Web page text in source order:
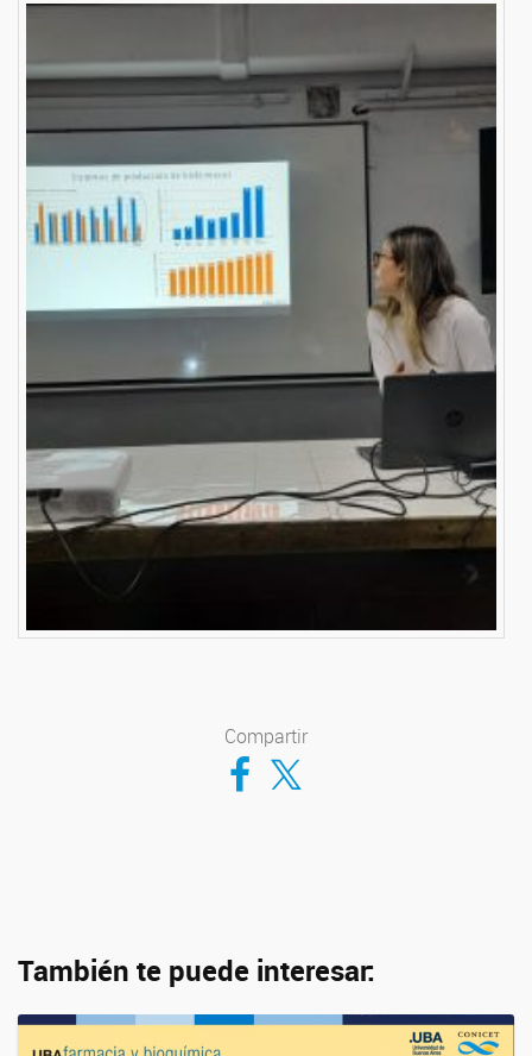
Compartir
Compartir en Facebook
Compartir en Twitter
También te puede interesar: